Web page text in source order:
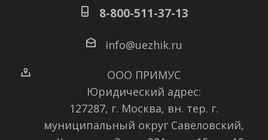
8-800-511-37-13
info@uezhik.ru
ООО ПРИМУС
Юридический адрес:
127287, г. Москва, вн. тер. г.
муниципальный округ Савеловский,